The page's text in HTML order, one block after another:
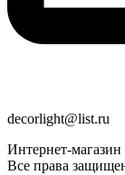
decorlight@list.ru
Интернет-
Все права